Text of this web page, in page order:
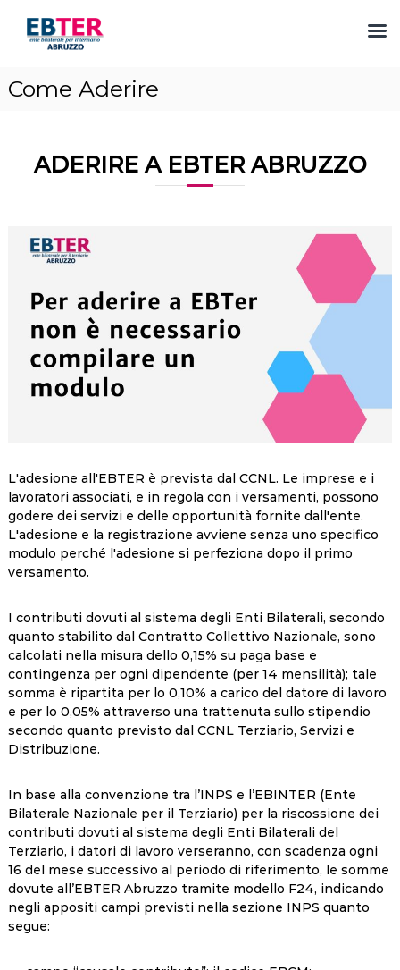
Come Aderire
ADERIRE A EBTER ABRUZZO
L'adesione all'EBTER è prevista dal CCNL. Le imprese e i
lavoratori associati, e in regola con i versamenti, possono
godere dei servizi e delle opportunità fornite dall'ente.
L'adesione e la registrazione avviene senza uno specifico
modulo perché l'adesione si perfeziona dopo il primo
versamento.
I contributi dovuti al sistema degli Enti Bilaterali, secondo
quanto stabilito dal Contratto Collettivo Nazionale, sono
calcolati nella misura dello 0,15% su paga base e
contingenza per ogni dipendente (per 14 mensilità); tale
somma è ripartita per lo 0,10% a carico del datore di lavoro
e per lo 0,05% attraverso una trattenuta sullo stipendio
secondo quanto previsto dal CCNL Terziario, Servizi e
Distribuzione.
In base alla convenzione tra l’INPS e l’EBINTER (Ente
Bilaterale Nazionale per il Terziario) per la riscossione dei
contributi dovuti al sistema degli Enti Bilaterali del
Terziario, i datori di lavoro verseranno, con scadenza ogni
16 del mese successivo al periodo di riferimento, le somme
dovute all’EBTER Abruzzo tramite modello F24, indicando
negli appositi campi previsti nella sezione INPS quanto
segue: